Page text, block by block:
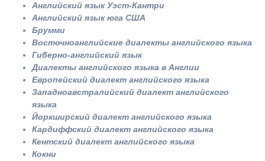
Английский язык Уэст-Кантри
Английский язык юга США
Брумми
Восточноанглийские диалекты английского языка
Гиберно-английский язык
Диалекты английского языка в Англии
Европейский диалект английского языка
Западноавстралийский диалект английского
языка
Йоркширский диалект английского языка
Кардиффский диалект английского языка
Кентский диалект английского языка
Кокни